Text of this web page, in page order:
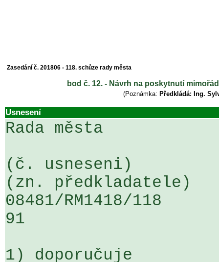
Zasedání č. 201806 - 118. schůze rady města
bod č. 12. - Návrh na poskytnutí
(Poznámka: Předkládá: Ing.
Usnesení
Rada města
(č. usneseni)
(zn. předkladatele)
08481/RM1418/
91
1) doporučuje